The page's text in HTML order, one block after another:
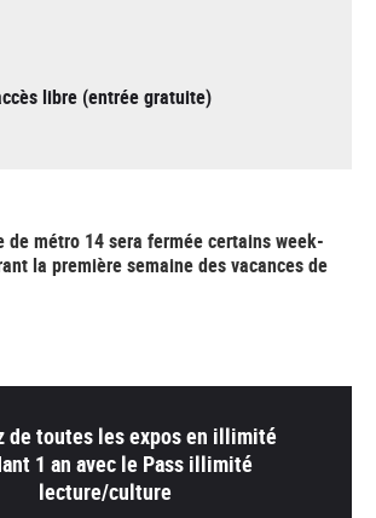
libre (entrée gratuite)
métro 14 sera fermée certains week-
la première semaine des vacances de
de toutes les expos en illimité
1 an avec le Pass illimité
lecture/culture